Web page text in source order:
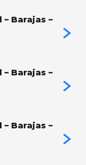
Barajas –
Barajas –
Barajas –